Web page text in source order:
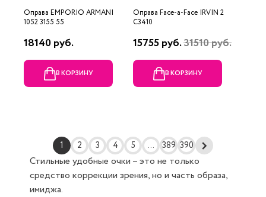
Оправа EMPORIO ARMANI
1052 3155 55
18140 руб.
В КОРЗИНУ
Оправа Face-a-Face IRVIN 2
C3410
15755 руб.31510 руб.
В КОРЗИНУ
1 2 3 4 5 ... 389 390
Стильные удобные очки – это не только
средство коррекции зрения, но и часть образа,
имиджа.